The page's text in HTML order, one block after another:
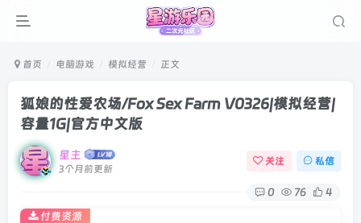
首页 电脑游戏 模拟经营 正文
狐娘的性爱农场/Fox Sex Farm V0326|模拟经营|
容量1G|官方中文版
星主
3个月前更新
关注 私信
0 76 4
付费资源